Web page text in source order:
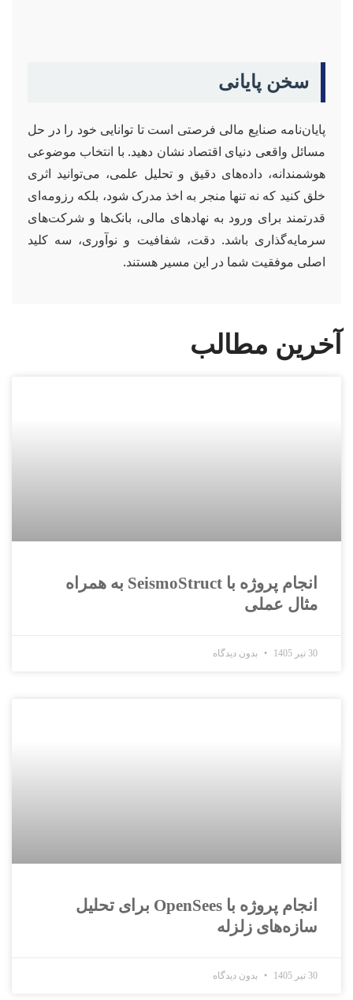
سخن پایانی
پایان‌نامه صنایع مالی فرصتی است تا توانایی خود را در حل
مسائل واقعی دنیای اقتصاد نشان دهید. با انتخاب موضوعی
هوشمندانه، داده‌های دقیق و تحلیل علمی، می‌توانید اثری
خلق کنید که نه تنها منجر به اخذ مدرک شود، بلکه رزومه‌ای
قدرتمند برای ورود به نهادهای مالی، بانک‌ها و شرکت‌های
سرمایه‌گذاری باشد. دقت، شفافیت و نوآوری، سه کلید
اصلی موفقیت شما در این مسیر هستند.
آخرین مطالب
انجام پروژه با SeismoStruct به همراه
مثال عملی
30 تیر 1405 بدون دیدگاه
انجام پروژه با OpenSees برای تحلیل
سازه‌های زلزله
30 تیر 1405 بدون دیدگاه